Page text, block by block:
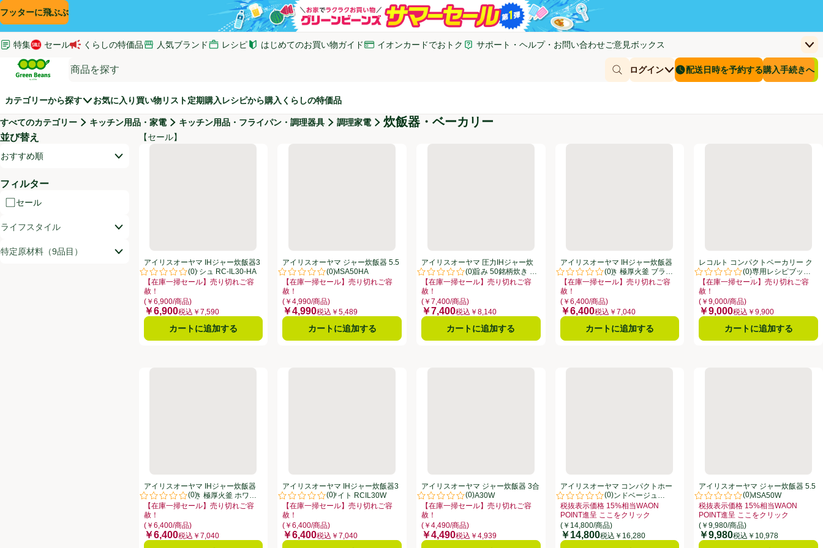
コンテンツに飛ぶ
検索に飛ぶ
フッターに飛ぶ
特集 セール くらしの特価品 人気ブランド レシピ はじめてのお買い物ガイド
(新しいウィンドウで開く)
イオンカードでおトク
(新しいウィンドウで開く)
サポート・ヘルプ・お問い合わせ
(新しいウィンドウで開く)
ご意見ボックス
(新しいウィンドウで開く)
上
Green Beans
商品を探す
ログイン
配送日時を予約する
配送日時を予約する購入手続きへ
お客さまのカ
￥0
カテゴリーから探す お気に入り 買い物リスト定期購入 レシピから購入 くらしの特価品
すべてのカテゴリー キッチン用品・家電 キッチン用品・フライパン・調理器具 調理家電 炊飯器・ベーカリー
並び替え
開いて並び替えオプションのリストを見る
おすすめ順
フィルター
セール
ライフスタイル
特定原材料（9品目）
商品リスト
【セール】
アイリスオーヤマ IHジャー炊飯器3合 銘柄炊き アッシュ RC-IL30-HA
(0)
評価は0件のレビューで5点中0.0点。
アイリスオーヤマ IHジャー炊飯器3
合 銘柄炊き アッシュ RC-IL30-HA
【在庫一掃セール】売り切れご容
赦！
お買い得品名：【在庫一掃セール】売り切れご容赦！、、クリックしてこのオファーのある全商品リストを表示
(￥6,900/商品)
価格
￥6,900税込￥7,590
カートに追加する
アイリスオーヤマ ジャー炊飯器 5.5合 アッシュ RCMSA50HA
(0)
評価は0件のレビューで5点中0.0点。
アイリスオーヤマ ジャー炊飯器 5.5
合 アッシュ RCMSA50HA
【在庫一掃セール】売り切れご容
赦！
お買い得品名：【在庫一掃セール】売り切れご容赦！、、クリックしてこのオファーのある全商品リストを表示
(￥4,990/商品)
価格
￥4,990税込￥5,489
カートに追加する
アイリスオーヤマ 圧力IHジャー炊飯器 3合 米屋の旨み 50銘柄炊き 極厚火釜 ブラック RCPDA30B
(0)
評価は0件のレビューで5点中0.0点。
アイリスオーヤマ 圧力IHジャー炊
飯器 3合 米屋の旨み 50銘柄炊き 極
厚火釜 ブラック RCPDA30B
【在庫一掃セール】売り切れご容
赦！
お買い得品名：【在庫一掃セール】売り切れご容赦！、、クリックしてこのオファーのある全商品リストを表示
(￥7,400/商品)
価格
￥7,400税込￥8,140
カートに追加する
アイリスオーヤマ IHジャー炊飯器 5.5合 50銘柄炊き 極厚火釜 ブ
(0)
評価は0件のレビューで5点中0.0点。
アイリスオーヤマ IHジャー炊飯器
5.5合 50銘柄炊き 極厚火釜 ブラッ
ク RCISA50B
【在庫一掃セール】売り切れご容
赦！
お買い得品名：【在庫一掃セール】売り切れご容赦！、、クリックしてこのオ
(￥6,400/商品)
価格
￥6,400税込￥7,040
カートに追加する
レコルト コンパクトベーカ
(0)
評価は0件のレビューで5点中0.0
レコルト コンパクトベーカリー ク
リームホワイト 専用レシピブック
52レシピ掲載 計80ページ付 RBK1
W
【在庫一掃セール】売り切れご容
赦！
お買い得品名：【在庫一掃セール】
(￥9,000/商品)
価格
￥9,000税込￥9,900
カートに追加する
アイリスオーヤマ IHジャー炊飯器 5.5合 50銘柄炊き 極厚火釜 ホワイト RCISA50W
(0)
評価は0件のレビューで5点中0.0点。
アイリスオーヤマ IHジャー炊飯器
5.5合 50銘柄炊き 極厚火釜 ホワイ
ト RCISA50W
【在庫一掃セール】売り切れご容
赦！
お買い得品名：【在庫一掃セール】売り切れご容赦！、、クリックしてこのオファーのある全商品リストを表示
(￥6,400/商品)
価格
￥6,400税込￥7,040
アイリスオーヤマ IHジャー炊飯器3合 銘柄炊き ホワイト RCIL30W
(0)
評価は0件のレビューで5点中0.0点。
アイリスオーヤマ IHジャー炊飯器3
合 銘柄炊き ホワイト RCIL30W
【在庫一掃セール】売り切れご容
赦！
お買い得品名：【在庫一掃セール】売り切れご容赦！、、クリックしてこのオファーのある全商品リストを表示
(￥6,400/商品)
価格
￥6,400税込￥7,040
アイリスオーヤマ ジャー炊飯器 3合 ホワイト RCMSA30W
(0)
評価は0件のレビューで5点中0.0点。
アイリスオーヤマ ジャー炊飯器 3合
ホワイト RCMSA30W
【在庫一掃セール】売り切れご容
赦！
お買い得品名：【在庫一掃セール】売り切れご容赦！、、クリックしてこのオファーのある全商品リストを表示
(￥4,490/商品)
価格
￥4,490税込￥4,939
アイリスオーヤマ コンパクトホームベーカリー サンドベージュ
(0)
評価は0件のレビューで5点中0.0点。
アイリスオーヤマ コンパクトホー
ムベーカリー サンドベージュ
IBMー010ーC
税抜表示価格 15%相当WAON
POINT進呈 ここをクリック
お買い得品名：税抜表示価格 15%相当WAON POINT進呈 ここをクリック、、
(￥14,800/商品)
価格
￥14,800税込￥16,280
アイリスオーヤマ ジャー炊
(0)
評価は0件のレビューで5点中0.0
アイリスオーヤマ ジャー炊飯器 5.5
合 ホワイト RCMSA50W
税抜表示価格 15%相当WAON
POINT進呈 ここをクリック
お買い得品名：税抜表示価格 15%相
(￥9,980/商品)
価格
￥9,980税込￥10,978